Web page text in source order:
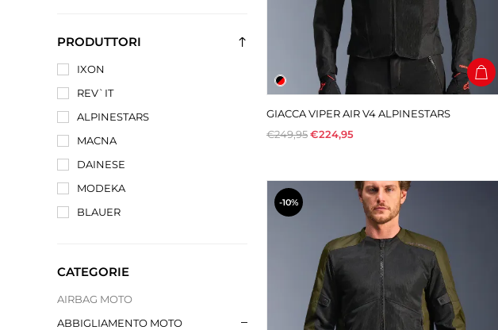
PRODUTTORI
IXON
REV`IT
ALPINESTARS
MACNA
DAINESE
MODEKA
BLAUER
CATEGORIE
AIRBAG MOTO
ABBIGLIAMENTO MOTO
GIACCA VIPER AIR V4 ALPINESTARS
€249,95€224,95
-10%